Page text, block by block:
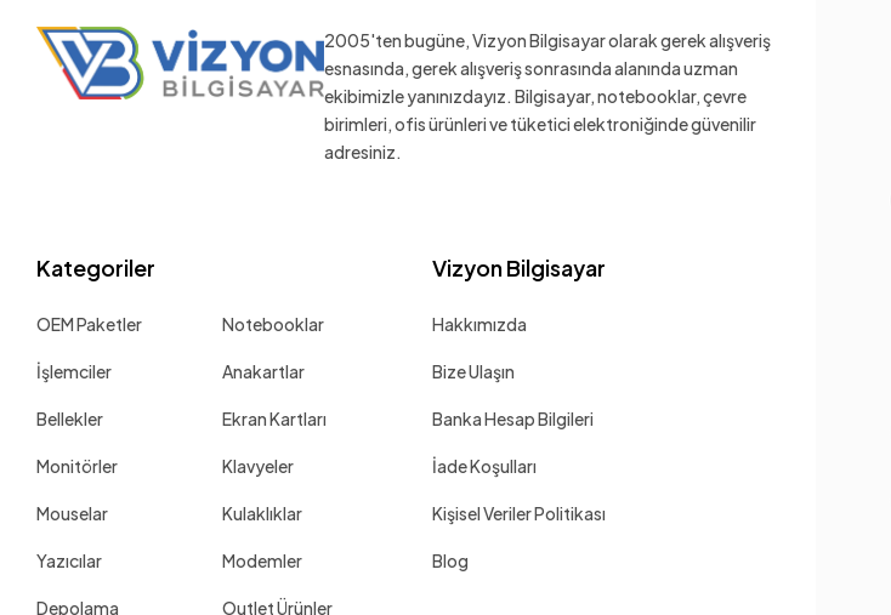
2005'ten bugüne, Vizyon Bilgisayar olarak gerek alışveriş
esnasında, gerek alışveriş sonrasında alanında uzman
ekibimizle yanınızdayız. Bilgisayar, notebooklar, çevre
birimleri, ofis ürünleri ve tüketici elektroniğinde güvenilir
adresiniz.
Kategoriler
OEM Paketler Notebooklar
İşlemciler Anakartlar
Bellekler Ekran Kartları
Monitörler Klavyeler
Mouselar Kulaklıklar
Yazıcılar Modemler
Depolama Outlet Ürünler
Vizyon Bilgisayar
Hakkımızda
Bize Ulaşın
Banka Hesap Bilgileri
İade Koşulları
Kişisel Veriler Politikası
Blog